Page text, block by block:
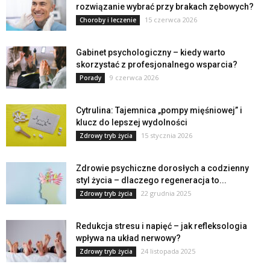
rozwiązanie wybrać przy brakach zębowych?
Choroby i leczenie 15 czerwca 2026
Gabinet psychologiczny – kiedy warto
skorzystać z profesjonalnego wsparcia?
Porady 9 czerwca 2026
Cytrulina: Tajemnica „pompy mięśniowej” i
klucz do lepszej wydolności
Zdrowy tryb życia 15 stycznia 2026
Zdrowie psychiczne dorosłych a codzienny
styl życia – dlaczego regeneracja to...
Zdrowy tryb życia 22 grudnia 2025
Redukcja stresu i napięć – jak refleksologia
wpływa na układ nerwowy?
Zdrowy tryb życia 24 listopada 2025